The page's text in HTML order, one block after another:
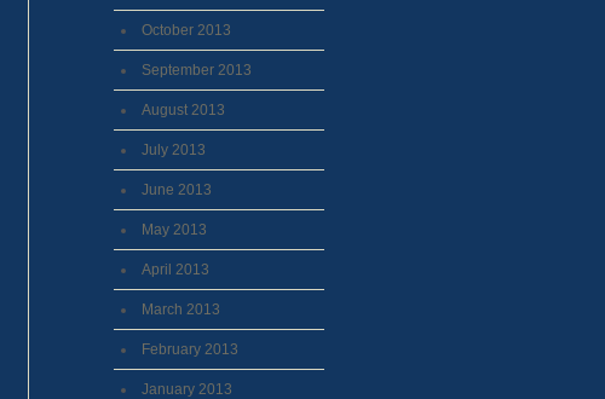
October 2013
September 2013
August 2013
July 2013
June 2013
May 2013
April 2013
March 2013
February 2013
January 2013